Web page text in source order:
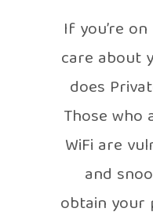
If you’re
care about
does
Those
WiFi are
and
obtain your